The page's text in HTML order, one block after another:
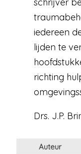
iedereen
lijden te
richting
Drs. J.P.
Auteur